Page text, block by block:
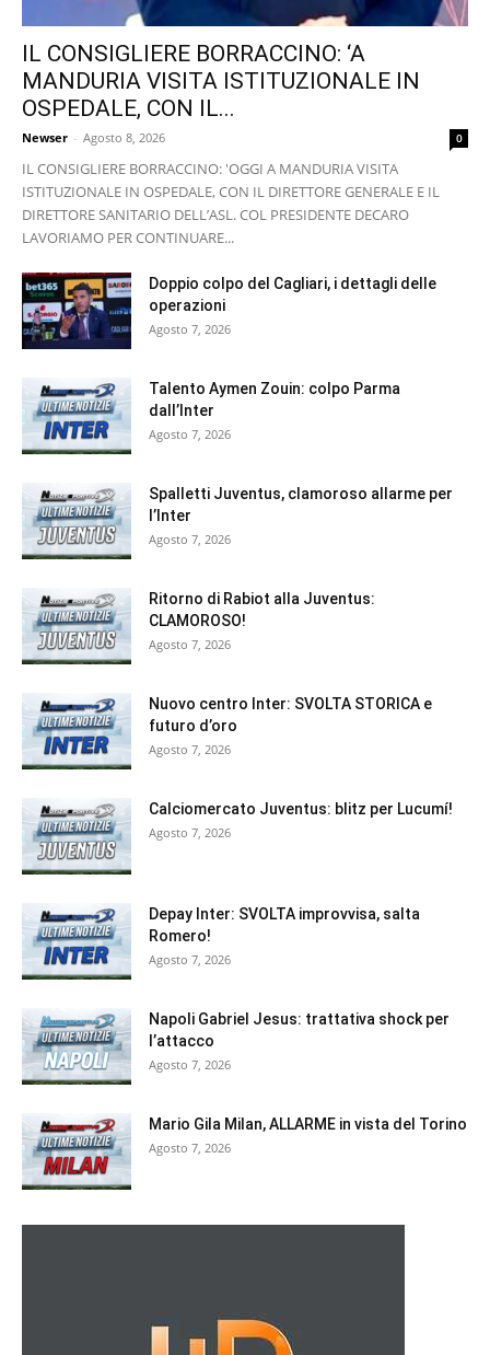
IL CONSIGLIERE BORRACCINO: ‘A
MANDURIA VISITA ISTITUZIONALE IN
OSPEDALE, CON IL...
Newser - Agosto 8, 2026 0
IL CONSIGLIERE BORRACCINO: 'OGGI A MANDURIA VISITA
ISTITUZIONALE IN OSPEDALE, CON IL DIRETTORE GENERALE E IL
DIRETTORE SANITARIO DELL’ASL. COL PRESIDENTE DECARO
LAVORIAMO PER CONTINUARE...
Doppio colpo del Cagliari, i dettagli delle
operazioni
Agosto 7, 2026
Talento Aymen Zouin: colpo Parma
dall’Inter
Agosto 7, 2026
Spalletti Juventus, clamoroso allarme per
l’Inter
Agosto 7, 2026
Ritorno di Rabiot alla Juventus:
CLAMOROSO!
Agosto 7, 2026
Nuovo centro Inter: SVOLTA STORICA e
futuro d’oro
Agosto 7, 2026
Calciomercato Juventus: blitz per Lucumí!
Agosto 7, 2026
Depay Inter: SVOLTA improvvisa, salta
Romero!
Agosto 7, 2026
Napoli Gabriel Jesus: trattativa shock per
l’attacco
Agosto 7, 2026
Mario Gila Milan, ALLARME in vista del Torino
Agosto 7, 2026